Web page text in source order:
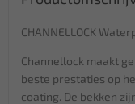
CHANNELLOCK
Channellock maakt
beste prestaties op
coating. De bekken